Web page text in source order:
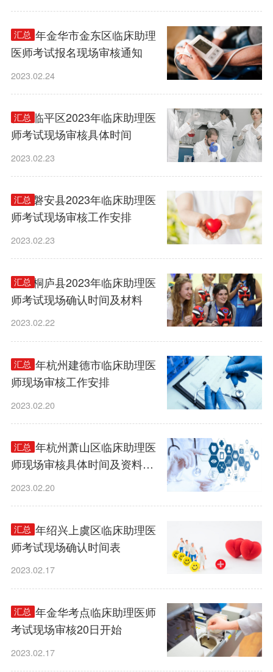
汇总
2023年金华市金东区临床助理
医师考试报名现场审核通知
2023.02.24
汇总
杭州临平区2023年临床助理医
师考试现场审核具体时间
2023.02.23
汇总
金华磐安县2023年临床助理医
师考试现场审核工作安排
2023.02.23
汇总
杭州桐庐县2023年临床助理医
师考试现场确认时间及材料
2023.02.22
汇总
2023年杭州建德市临床助理医
师现场审核工作安排
2023.02.20
汇总
2023年杭州萧山区临床助理医
师现场审核具体时间及资料提
交要求
2023.02.20
汇总
2023年绍兴上虞区临床助理医
师考试现场确认时间表
2023.02.17
汇总
2023年金华考点临床助理医师
考试现场审核20日开始
2023.02.17